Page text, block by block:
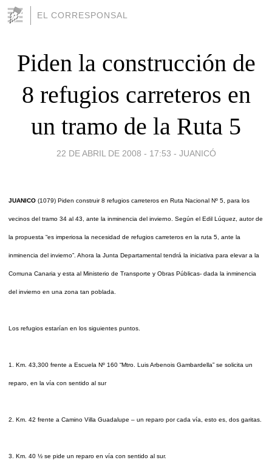
EL CORRESPONSAL
Piden la construcción de
8 refugios carreteros en
un tramo de la Ruta 5
22 DE ABRIL DE 2008 - 17:53 - JUANICÓ
JUANICO (1079) Piden construir 8 refugios carreteros en Ruta Nacional Nº 5, para los
vecinos del tramo 34 al 43, ante la inminencia del invierno. Según el Edil Lúquez, autor de
la propuesta “es imperiosa la necesidad de refugios carreteros en la ruta 5, ante la
inminencia del invierno”. Ahora la Junta Departamental tendrá la iniciativa para elevar a la
Comuna Canaria y esta al Ministerio de Transporte y Obras Públicas- dada la inminencia
del invierno en una zona tan poblada.
Los refugios estarían en los siguientes puntos.
1. Km. 43,300 frente a Escuela Nº 160 “Mtro. Luis Arbenois Gambardella” se solicita un
reparo, en la vía con sentido al sur
2. Km. 42 frente a Camino Villa Guadalupe – un reparo por cada vía, esto es, dos garitas.
3. Km. 40 ½ se pide un reparo en vía con sentido al sur.